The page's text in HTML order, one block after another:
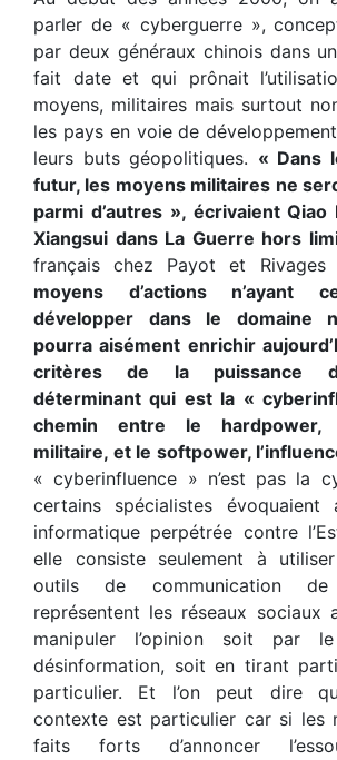
parler de « cyberguerre »,
par deux généraux chinois dans
fait date et qui prônait
moyens, militaires mais surtout
les pays en voie de
leurs buts géopolitiques. « Dans
futur, les moyens militaires ne
parmi d’autres », écrivaient Qiao
Xiangsui dans La Guerre hors
français chez Payot et Rivages
moyens d’actions n’ayant
développer dans le domaine
pourra aisément enrichir
critères de la puissance
déterminant qui est la «
chemin entre le hardpower,
militaire, et le softpower,
« cyberinfluence » n’est pas la
certains spécialistes évoquaient
informatique perpétrée contre
elle consiste seulement à
outils de communication
représentent les réseaux sociaux
manipuler l’opinion soit par
désinformation, soit en tirant
particulier. Et l’on peut dire
contexte est particulier car si les
faits forts d’annoncer